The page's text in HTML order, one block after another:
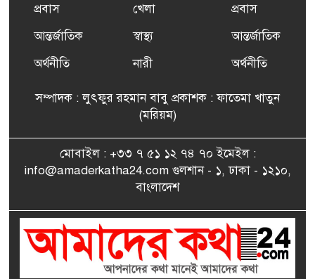
ফ্রান্সে সংবর্ধিত হলেন যুক্তরাজ্য
বিএনপি’র আহ্বায়ক কমিটির
সাংবাদিকতায় কৃতিত্বের পুরস্কার
এমপি মমতাজ আলোকে
জেলা প্রবাসী এসোসিয়েশন’
বেদে সম্প্রদায় নিয়ে প্যারিসে
তথ্য-চলচ্চিত্র “ভাসমান জীবন”
প্রবাস
আন্তর্জাতিক
অর্থনীতি
খেলা
স্বাস্থ্য
নারী
প্রবাস
আন্তর্জাতিক
অর্থনীতি
সম্পাদক : লুৎফুর রহমান বাবু প্রকাশক : ফাতেমা খাতুন
(মরিয়ম)
মোবাইল : +৩৩ ৭ ৫১ ১২ ৭৪ ৭০ ইমেইল :
info@amaderkatha24.com গুলশান - ১, ঢাকা - ১২১০,
বাংলাদেশ